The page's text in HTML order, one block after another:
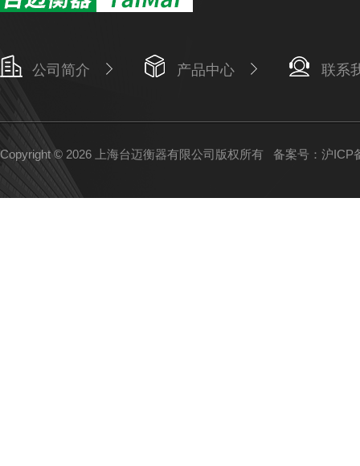
公司简介 产品中心 联系
Copyright © 2026 上海台迈衡器有限公司版权所有 备案号：沪ICP